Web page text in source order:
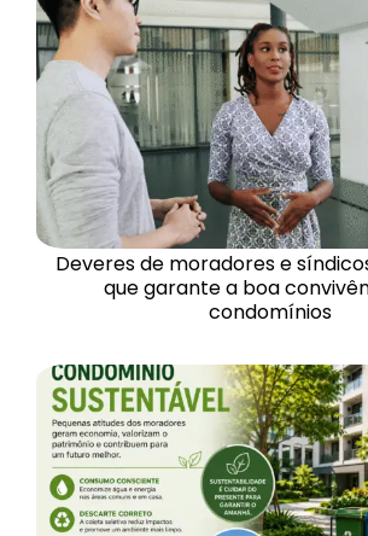
Deveres de moradores e
que garante a boa
condomínios